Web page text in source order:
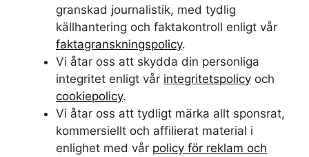
granskad journalistik, med tydlig
källhantering och faktakontroll enligt vår
faktagranskningspolicy.
Vi åtar oss att skydda din personliga
integritet enligt vår integritetspolicy och
cookiepolicy.
Vi åtar oss att tydligt märka allt sponsrat,
kommersiellt och affilierat material i
enlighet med vår policy för reklam och